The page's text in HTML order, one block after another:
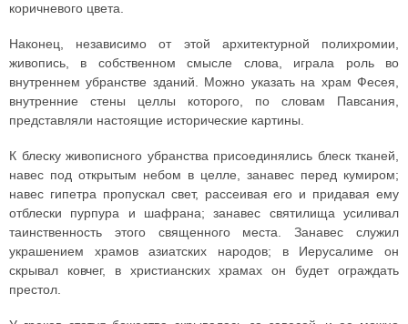
коричневого цвета.
Наконец, независимо от этой архитектурной полихромии,
живопись, в собственном смысле слова, играла роль во
внутреннем убранстве зданий. Можно указать на храм Фесея,
внутренние стены целлы которого, по словам Павсания,
представляли настоящие исторические картины.
К блеску живописного убранства присоединялись блеск тканей,
навес под открытым небом в целле, занавес перед кумиром;
навес гипетра пропускал свет, рассеивая его и придавая ему
отблески пурпура и шафрана; занавес святилища усиливал
таинственность этого священного места. Занавес служил
украшением храмов азиатских народов; в Иерусалиме он
скрывал ковчег, в христианских храмах он будет ограждать
престол.